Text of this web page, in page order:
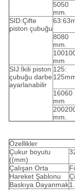
5050
mm.
SID:Çifte
piston çubuğu
8080
mm.
mm
SIJ:İkili piston
çubuğu darbe
ayarlanabilir
125:
16060
mm
mm.
Özellikler
Çukur boyutu
((mm)
Çalışan Orta
Hareket Şablonu
Baskıya Dayanmak